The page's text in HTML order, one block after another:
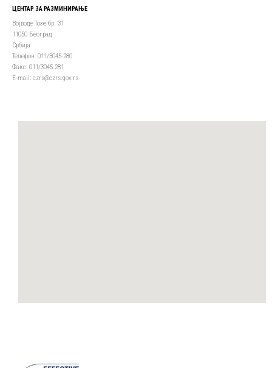
ЦЕНТАР ЗА РАЗМИНИРАЊЕ
Војводе Тозе бр. 31
11050 Београд
Србија
Телефон: 011/3045-280
Факс: 011/3045-281
Е-mail: czrs@czrs.gov.rs